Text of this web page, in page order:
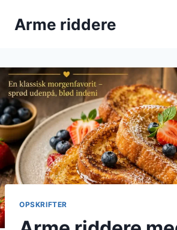
Arme riddere
OPSKRIFTER